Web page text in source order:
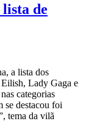
de
a lista dos
Lady Gaga e
categorias
se destacou foi
tema da vilã